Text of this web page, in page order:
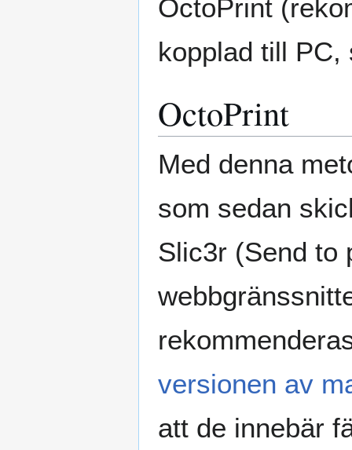
OctoPrint
kopplad till PC,
OctoPrint
Med denna
som sedan
Slic3r (Send to
versionen av
att de innebär